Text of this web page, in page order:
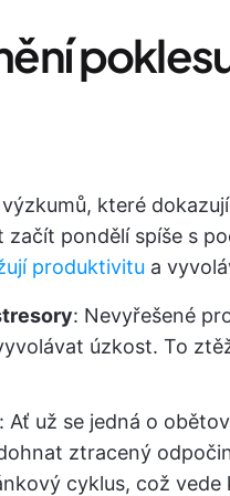
které
pondělí spíše s
produktivitu a
: Nevyřešené
úzkost. To
: Ať už se jedná o
ztracený
cyklus, což